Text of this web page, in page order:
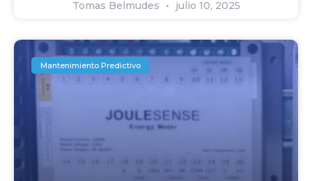
Tomas Belmudes julio 10, 2025
Mantenimiento Predictivo